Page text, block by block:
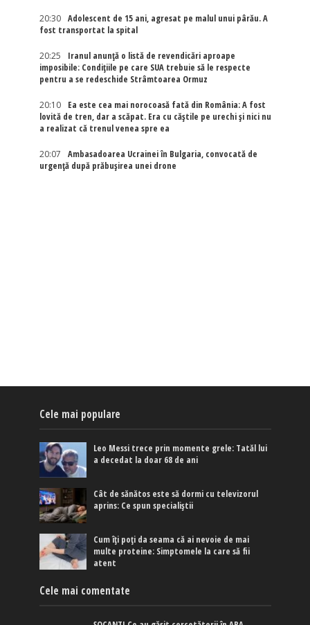
20:30
Adolescent de 15 ani, agresat pe malul unui pârău. A
fost transportat la spital
20:25
Iranul anunță o listă de revendicări aproape
imposibile: Condițiile pe care SUA trebuie să le respecte
pentru a se redeschide Strâmtoarea Ormuz
20:10
Ea este cea mai norocoasă fată din România: A fost
lovită de tren, dar a scăpat. Era cu căștile pe urechi și nici nu
a realizat că trenul venea spre ea
20:07
Ambasadoarea Ucrainei în Bulgaria, convocată de
urgență după prăbușirea unei drone
Cele mai populare
Leo Messi trece prin momente grele: Tatăl lui
a decedat la doar 68 de ani
Cât de sănătos este să dormi cu televizorul
aprins: Ce spun specialiștii
Cum îți poți da seama că ai nevoie de mai
multe proteine: Simptomele la care să fii
atent
Cele mai comentate